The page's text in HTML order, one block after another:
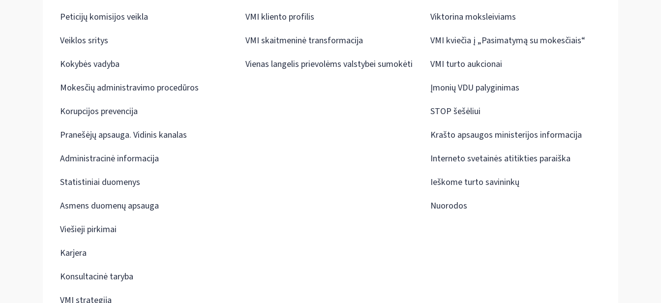
Peticijų komisijos veikla
Veiklos sritys
Kokybės vadyba
Mokesčių administravimo procedūros
Korupcijos prevencija
Pranešėjų apsauga. Vidinis kanalas
Administracinė informacija
Statistiniai duomenys
Asmens duomenų apsauga
Viešieji pirkimai
Karjera
Konsultacinė taryba
VMI strategija
VMI kliento profilis
VMI skaitmeninė transformacija
Vienas langelis prievolėms valstybei sumokėti
Viktorina moksleiviams
VMI kviečia į „Pasimatymą su mokesčiais“
VMI turto aukcionai
Įmonių VDU palyginimas
STOP šešėliui
Krašto apsaugos ministerijos informacija
Interneto svetainės atitikties paraiška
Ieškome turto savininkų
Nuorodos